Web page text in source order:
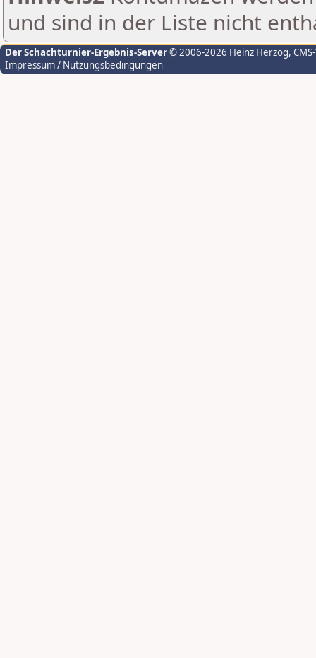
und sind in der Liste nicht
Der Schachturnier-Ergebnis-Server© 2006-2026 Heinz Herzog,
Impressum / Nutzungsbedingungen